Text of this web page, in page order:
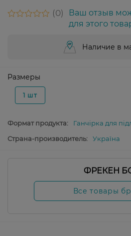
0
Ваш отзыв
для этого
Наличие в
Размеры
1 шт
Формат продукта:
Ганчірка для
Страна-производитель:
Україна
ФРЕКЕН
Все товары